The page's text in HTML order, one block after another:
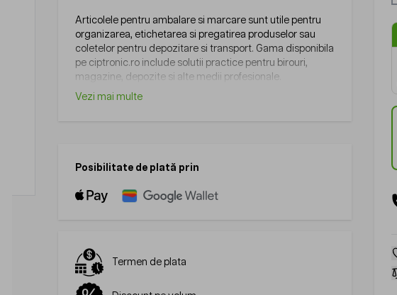
Articolele pentru ambalare si marcare sunt utile pentru
organizarea, etichetarea si pregatirea produselor sau
coletelor pentru depozitare si transport. Gama disponibila
pe ciptronic.ro include solutii practice pentru birouri,
magazine, depozite si alte medii profesionale.
Vezi mai multe
Posibilitate de plată prin
Termen de plata